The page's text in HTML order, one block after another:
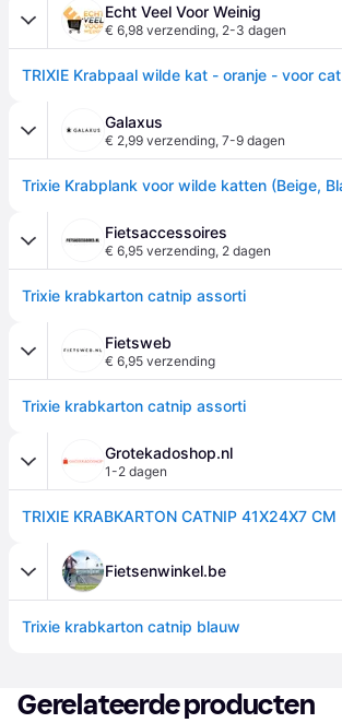
Echt Veel Voor Weinig
€ 6,98 verzending, 2-3 dagen
TRIXIE Krabpaal wilde kat - oranje - voor cat
Galaxus
€ 2,99 verzending, 7-9 dagen
Fietsaccessoires
€ 6,95 verzending, 2 dagen
Trixie krabkarton catnip assorti
Fietsweb
€ 6,95 verzending
Trixie krabkarton catnip assorti
Grotekadoshop.nl
1-2 dagen
TRIXIE KRABKARTON CATNIP 41X24X7 CM
Fietsenwinkel.be
Trixie krabkarton catnip blauw
Gerelateerde producten